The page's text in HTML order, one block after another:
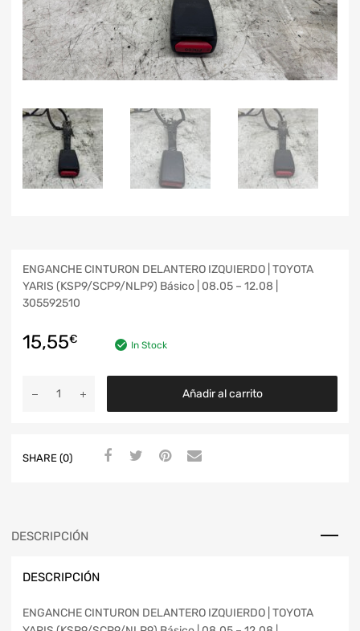
ENGANCHE CINTURON DELANTERO IZQUIERDO | TOYOTA
YARIS (KSP9/SCP9/NLP9) Básico | 08.05 – 12.08 |
305592510
15,55€ In Stock
Añadir al carrito
SHARE (0)
DESCRIPCIÓN
DESCRIPCIÓN
ENGANCHE CINTURON DELANTERO IZQUIERDO | TOYOTA